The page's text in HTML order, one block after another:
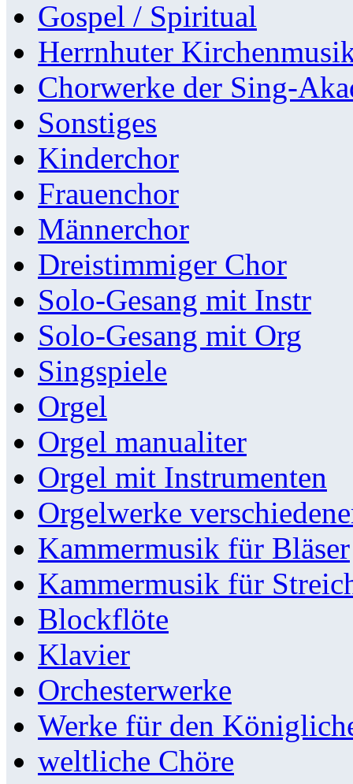
Gospel / Spiritual
Herrnhuter
Chorwerke der Sing-
Sonstiges
Kinderchor
Frauenchor
Männerchor
Dreistimmiger Chor
Solo-Gesang mit Instr
Solo-Gesang mit Org
Singspiele
Orgel
Orgel manualiter
Orgel mit Instrumenten
Orgelwerke
Kammermusik für Bläser
Kammermusik für
Blockflöte
Klavier
Orchesterwerke
Werke für den
weltliche Chöre